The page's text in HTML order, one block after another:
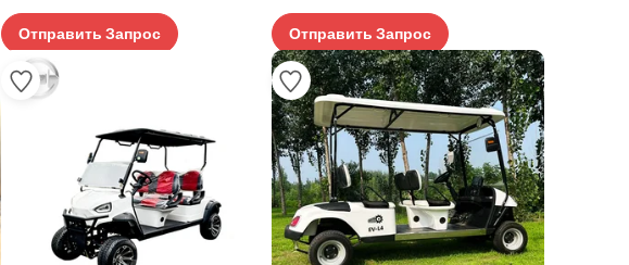
Отправить Запрос Отправить Запрос